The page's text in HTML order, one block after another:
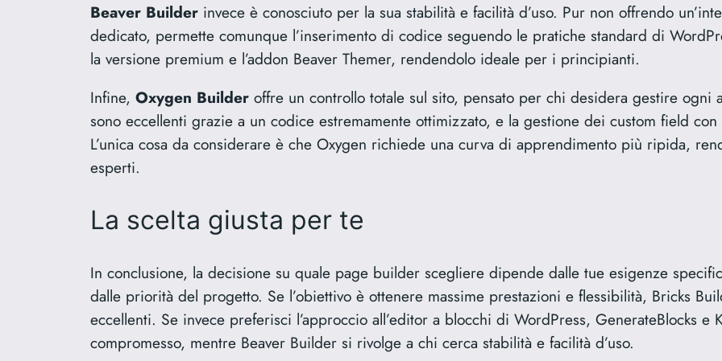
Beaver Builder invece è conosciuto per la sua stabilità e facilità d’uso. Pur non offrendo
dedicato, permette comunque l’inserimento di codice seguendo le pratiche standard di
la versione premium e l’addon Beaver Themer, rendendolo ideale per i principianti.
Infine, Oxygen Builder offre un controllo totale sul sito, pensato per chi desidera gestire ogni
sono eccellenti grazie a un codice estremamente ottimizzato, e la gestione dei custom field
L’unica cosa da considerare è che Oxygen richiede una curva di apprendimento più ripida,
esperti.
La scelta giusta per te
In conclusione, la decisione su quale page builder scegliere dipende dalle tue esigenze
dalle priorità del progetto. Se l’obiettivo è ottenere massime prestazioni e flessibilità, Bricks
eccellenti. Se invece preferisci l’approccio all’editor a blocchi di WordPress, GenerateBlocks e
compromesso, mentre Beaver Builder si rivolge a chi cerca stabilità e facilità d’uso.